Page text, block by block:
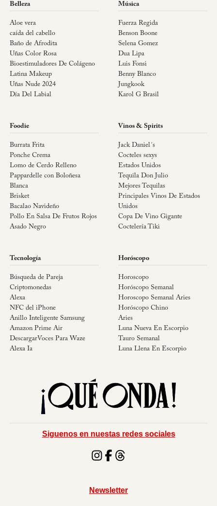
Belleza
Aloe vera
caída del cabello
Baño de Afrodita
Uñas Color Rosa
Bioestimuladores De Colágeno
Latina Makeup
Uñas Nude 2024
Día Del Labial
Música
Fuerza Regida
Benson Boone
Selena Gomez
Dua Lipa
Luis Fonsi
Benny Blanco
Jungkook
Karol G Brasil
Foodie
Burrata Frita
Ponche Crema
Lomo de Cerdo Relleno
Pappardelle con Boloñesa
Blanca
Brisket
Bacalao Navideño
Pollo En Salsa De Frutos Rojos
Asado Negro
Vinos & Spirits
Jack Daniel´s
Cocteles sexys
Estados Unidos
Tequila Don Julio
Mejores Tequilas
Principales Vinos De Estados
Unidos
Copa De Vino Gigante
Coctelería Tiki
Tecnología
Búsqueda de Pareja
Criptomonedas
Alexa
NFC del iPhone
Anillo Inteligente Samsung
Amazon Prime Air
DescargarVoces Para Waze
Alexa Ia
Horóscopo
Horoscopo
Horóscopo Semanal
Horoscopo Semanal Aries
Horóscopo Chino
Aries
Luna Nueva En Escorpio
Tauro Semanal
Luna Llena En Escorpio
Siguenos en nuestas redes sociales
Newsletter